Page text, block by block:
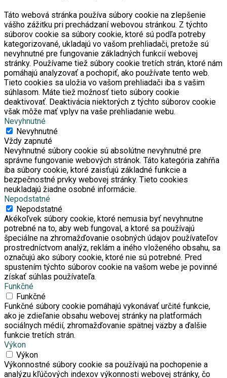
Táto webová stránka používa súbory cookie na zlepšenie
vášho zážitku pri prechádzaní webovou stránkou. Z týchto
súborov cookie sa súbory cookie, ktoré sú podľa potreby
kategorizované, ukladajú vo vašom prehliadači, pretože sú
nevyhnutné pre fungovanie základných funkcií webovej
stránky. Používame tiež súbory cookie tretích strán, ktoré nám
pomáhajú analyzovať a pochopiť, ako používate tento web.
Tieto cookies sa uložia vo vašom prehliadači iba s vašim
súhlasom. Máte tiež možnosť tieto súbory cookie
deaktivovať. Deaktivácia niektorých z týchto súborov cookie
však môže mať vplyv na vaše prehliadanie webu.
Nevyhnutné
Nevyhnutné
Vždy zapnuté
Nevyhnutné súbory cookie sú absolútne nevyhnutné pre
správne fungovanie webových stránok. Táto kategória zahŕňa
iba súbory cookie, ktoré zaisťujú základné funkcie a
bezpečnostné prvky webovej stránky. Tieto cookies
neukladajú žiadne osobné informácie.
Nepodstatné
Nepodstatné
Akékoľvek súbory cookie, ktoré nemusia byť nevyhnutne
potrebné na to, aby web fungoval, a ktoré sa používajú
špeciálne na zhromažďovanie osobných údajov používateľov
prostredníctvom analýz, reklám a iného vloženého obsahu, sa
označujú ako súbory cookie, ktoré nie sú potrebné. Pred
spustením týchto súborov cookie na vašom webe je povinné
získať súhlas používateľa.
Funkčné
Funkčné
Funkčné súbory cookie pomáhajú vykonávať určité funkcie,
ako je zdieľanie obsahu webovej stránky na platformách
sociálnych médií, zhromažďovanie spätnej väzby a ďalšie
funkcie tretích strán.
Výkon
Výkon
Výkonnostné súbory cookie sa používajú na pochopenie a
analýzu kľúčových indexov výkonnosti webovej stránky, čo